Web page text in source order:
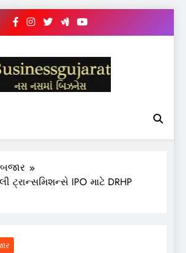
BUSINESS GUJARAT
ટ્રાન્સમિશન્સે IPO માટે DRHP